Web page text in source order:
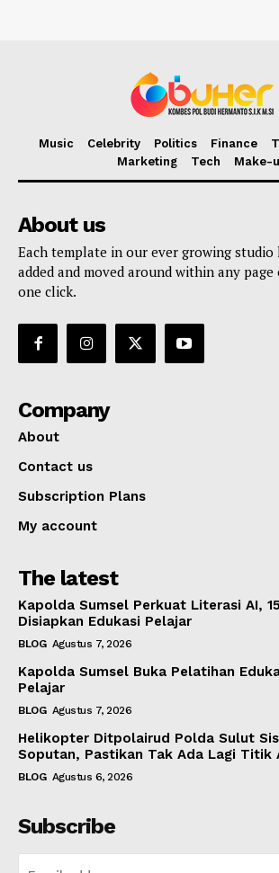
Music Celebrity Politics Finance
Marketing
Tech Make-
About us
Each template in our ever growing studio
added and moved around within any
one click.
Company
About
Contact us
Subscription Plans
My account
The latest
Kapolda Sumsel Perkuat Literasi AI,
Disiapkan Edukasi Pelajar
BLOG Agustus 7, 2026
Kapolda Sumsel Buka Pelatihan
Pelajar
BLOG Agustus 7, 2026
Helikopter Ditpolairud Polda Sulut
Soputan, Pastikan Tak Ada Lagi Titik
BLOG Agustus 6, 2026
Subscribe